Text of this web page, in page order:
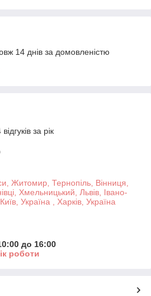
14 днів за домовленістю
за рік
Житомир, Тернопіль, Вінниця,
Хмельницький, Львів, Івано-
Україна , Харків, Україна
до 16:00
роботи